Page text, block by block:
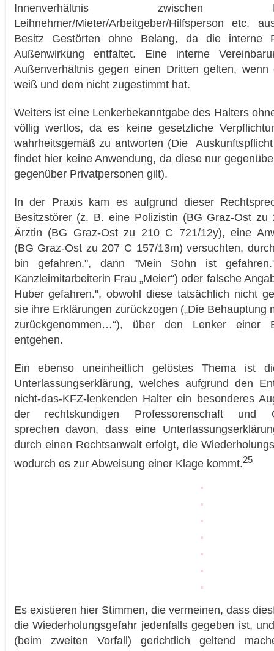
Innenverhältnis
Leihnehmer/Mieter/Arbeitgeber/Hilfsperson etc.
Besitz Gestörten ohne Belang, da die interne
Außenwirkung entfaltet. Eine interne
Außenverhältnis gegen einen Dritten gelten,
weiß und dem nicht zugestimmt hat.
Weiters ist eine Lenkerbekanntgabe des Halters
völlig wertlos, da es keine gesetzliche
wahrheitsgemäß zu antworten (Die
findet hier keine Anwendung, da diese nur
gegenüber Privatpersonen gilt).
In der Praxis kam es aufgrund dieser
Besitzstörer (z. B. eine Polizistin (BG Graz-Ost
Ärztin (BG Graz-Ost zu 210 C 721/12y), eine
(BG Graz-Ost zu 207 C 157/13m) versuchten,
bin gefahren.", dann "Mein Sohn ist
Kanzleimitarbeiterin Frau „Meier“) oder falsche
Huber gefahren.", obwohl diese tatsächlich nicht
sie ihre Erklärungen zurückzogen („Die Behauptung
zurückgenommen…“), über den Lenker einer
entgehen.
Ein ebenso uneinheitlich gelöstes Thema ist
Unterlassungserklärung, welches aufgrund den
nicht-das-KFZ-lenkenden Halter ein besonderes
der rechtskundigen Professorenschaft und
sprechen davon, dass eine
durch einen Rechtsanwalt erfolgt, die
wodurch es zur Abweisung einer Klage kommt.25
Es existieren hier Stimmen, die vermeinen, dass
die Wiederholungsgefahr jedenfalls gegeben ist,
(beim zweiten Vorfall) gerichtlich geltend